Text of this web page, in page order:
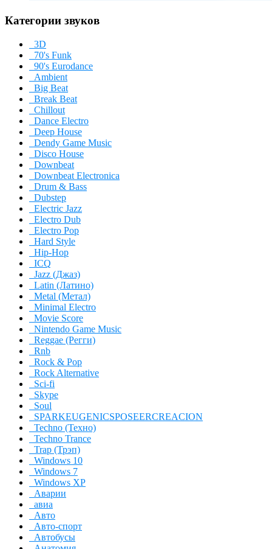
Категории звуков
3D
70's Funk
90's Eurodance
Ambient
Big Beat
Break Beat
Chillout
Dance Electro
Deep House
Dendy Game Music
Disco House
Downbeat
Downbeat Electronica
Drum & Bass
Dubstep
Electric Jazz
Electro Dub
Electro Pop
Hard Style
Hip-Hop
ICQ
Jazz (Джаз)
Latin (Латино)
Metal (Метал)
Minimal Electro
Movie Score
Nintendo Game Music
Reggae (Регги)
Rnb
Rock & Pop
Rock Alternative
Sci-fi
Skype
Soul
SPARKEUGENICSPOSEERCREACION
Techno (Техно)
Techno Trance
Trap (Трэп)
Windows 10
Windows 7
Windows XP
Аварии
авиа
Авто
Авто-спорт
Автобусы